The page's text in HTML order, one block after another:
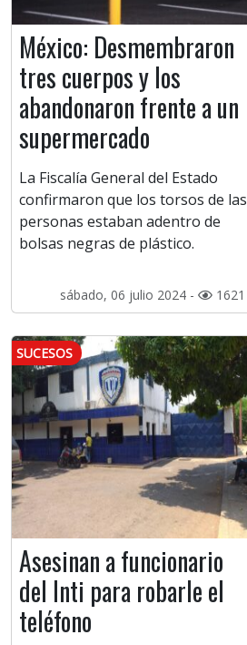
México: Desmembraron
tres cuerpos y los
abandonaron frente a un
supermercado
La Fiscalía General del Estado
confirmaron que los torsos de las
personas estaban adentro de
bolsas negras de plástico.
sábado, 06 julio 2024 - 1621
SUCESOS
Asesinan a funcionario
del Inti para robarle el
teléfono